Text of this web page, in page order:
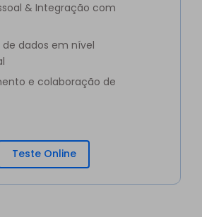
& Integração com
de dados em nível
e colaboração de
Teste Online